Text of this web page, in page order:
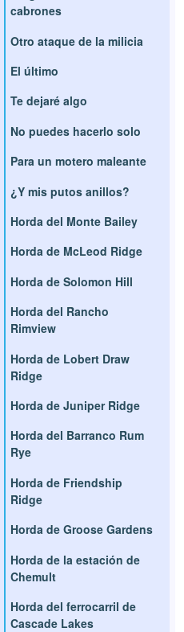
cabrones
Otro ataque de la milicia
El último
Te dejaré algo
No puedes hacerlo solo
Para un motero maleante
¿Y mis putos anillos?
Horda del Monte Bailey
Horda de McLeod Ridge
Horda de Solomon Hill
Horda del Rancho
Rimview
Horda de Lobert Draw
Ridge
Horda de Juniper Ridge
Horda del Barranco Rum
Rye
Horda de Friendship
Ridge
Horda de Groose Gardens
Horda de la estación de
Chemult
Horda del ferrocarril de
Cascade Lakes